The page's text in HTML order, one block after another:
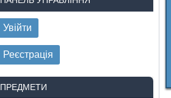
Увійти
Реєстрація
ПРЕДМЕТИ